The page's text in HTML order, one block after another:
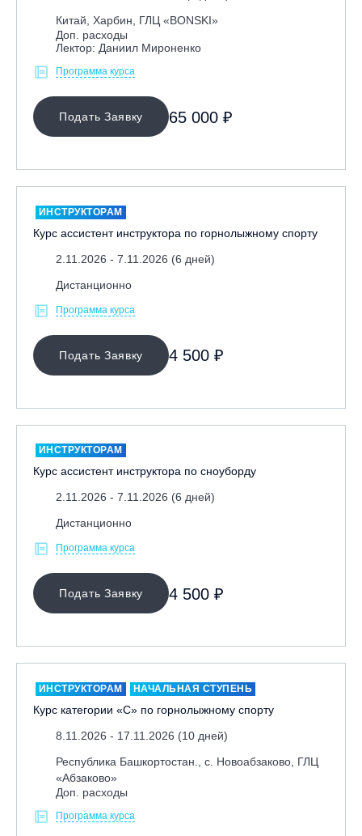
Китай, Харбин, ГЛЦ «BONSKI»
Доп. расходы
Лектор: Даниил Мироненко
Программа курса
Подать Заявку 65 000 ₽
ИНСТРУКТОРАМ
Курс ассистент инструктора по горнолыжному спорту
2.11.2026 - 7.11.2026 (6 дней)
Дистанционно
Программа курса
Подать Заявку 4 500 ₽
ИНСТРУКТОРАМ
Курс ассистент инструктора по сноуборду
2.11.2026 - 7.11.2026 (6 дней)
Дистанционно
Программа курса
Подать Заявку 4 500 ₽
ИНСТРУКТОРАМ НАЧАЛЬНАЯ СТУПЕНЬ
Курс категории «С» по горнолыжному спорту
8.11.2026 - 17.11.2026 (10 дней)
Республика Башкортостан., с. Новоабзаково, ГЛЦ
«Абзаково»
Доп. расходы
Программа курса